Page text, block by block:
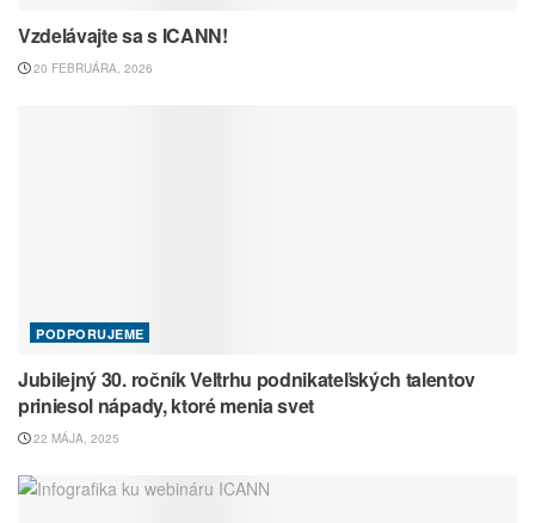
Vzdelávajte sa s ICANN!
20 FEBRUÁRA, 2026
PODPORUJEME
Jubilejný 30. ročník Veľtrhu podnikateľských talentov
priniesol nápady, ktoré menia svet
22 MÁJA, 2025